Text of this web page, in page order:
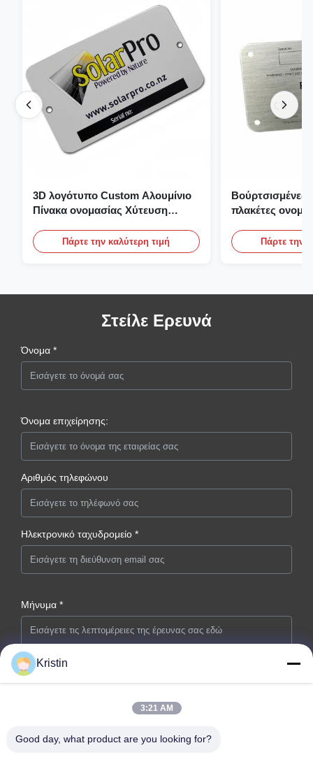
3D λογότυπο Custom Αλουμίνιο
Πίνακα ονομασίας Χύτευση
Πάρτε την καλύτερη τιμή
Βούρτσισμένες
πλακέτες
ονομασίας με
Πάρτε την
Στείλε Ερευνά
Όνομα *
Όνομα επιχείρησης:
Αριθμός τηλεφώνου
Ηλεκτρονικό ταχυδρομείο *
Μήνυμα *
Υποβολή τώρα
Kristin
3:21 AM
Good day, what product are you looking for?